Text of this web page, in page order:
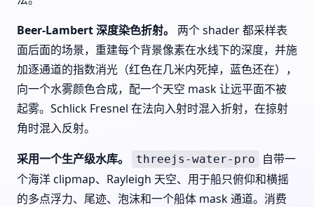
Beer-Lambert 深度染色折射。
两个 shader 都采样表
面后面的场景，重建每个背景像素在水线下的深度，并施
加逐通道的指数消光（红色在几米内死掉，蓝色还在），
向一个水雾颜色合成，配一个天空 mask 让远平面不被
起雾。Schlick Fresnel 在法向入射时混入折射，在掠射
角时混入反射。
采用一个生产级水库。
threejs-water-pro
自带一
个海洋 clipmap、Rayleigh 天空、用于船只俯仰和横摇
的多点浮力、尾迹、泡沫和一个船体 mask 通道。消费